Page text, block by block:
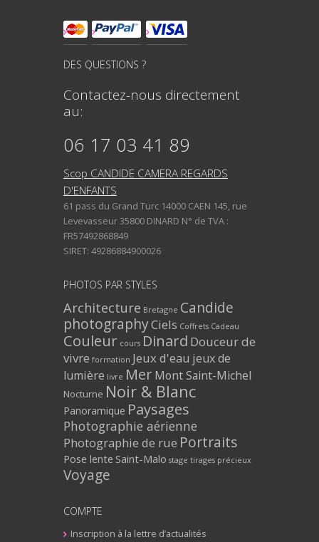
DES QUESTIONS ?
Contactez-nous directement
au:
06 17 03 41 89
Scop CANDIDE CAMERA REGARDS
D'ENFANTS
61 pass du Grand Turc 14000 CAEN 145, rue
Levevasseur 35800 DINARD N° de TVA :
FR57492868849
SIRET: 49286884900026
PHOTOS PAR STYLES
Architecture Bretagne Candide
photographyCiels Coffrets Cadeau
Couleur cours Dinard Douceur de
vivre formation Jeux d'eau jeux de
lumière livre Mer Mont Saint-Michel
Nocturne Noir & Blanc
Panoramique Paysages
Photographie aérienne
Photographie de rue Portraits
Pose lente Saint-Malo stage tirages précieux
Voyage
COMPTE
Inscription à la lettre d’actualités